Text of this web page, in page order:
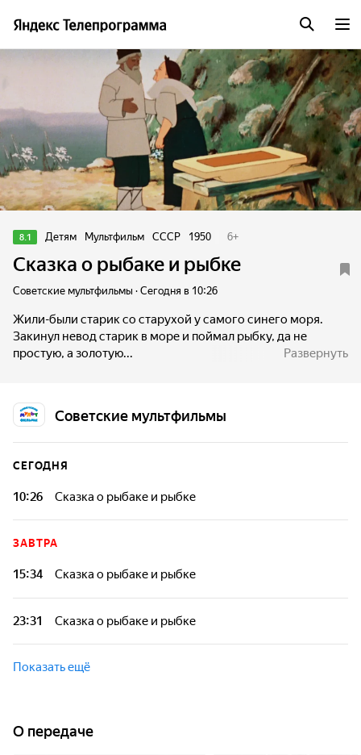
8.1 Детям Мультфильм СССР 1950 6+
Сказка о рыбаке и рыбке
Советские мультфильмы · Сегодня в 10:26
Жили-были старик со старухой у самого синего моря.
Закинул невод старик в море и поймал рыбку, да не
простую, а золотую...
Развернуть
Советские мультфильмы
СЕГОДНЯ
10:26 Сказка о рыбаке и рыбке
ЗАВТРА
15:34 Сказка о рыбаке и рыбке
23:31 Сказка о рыбаке и рыбке
Показать ещё
О передаче